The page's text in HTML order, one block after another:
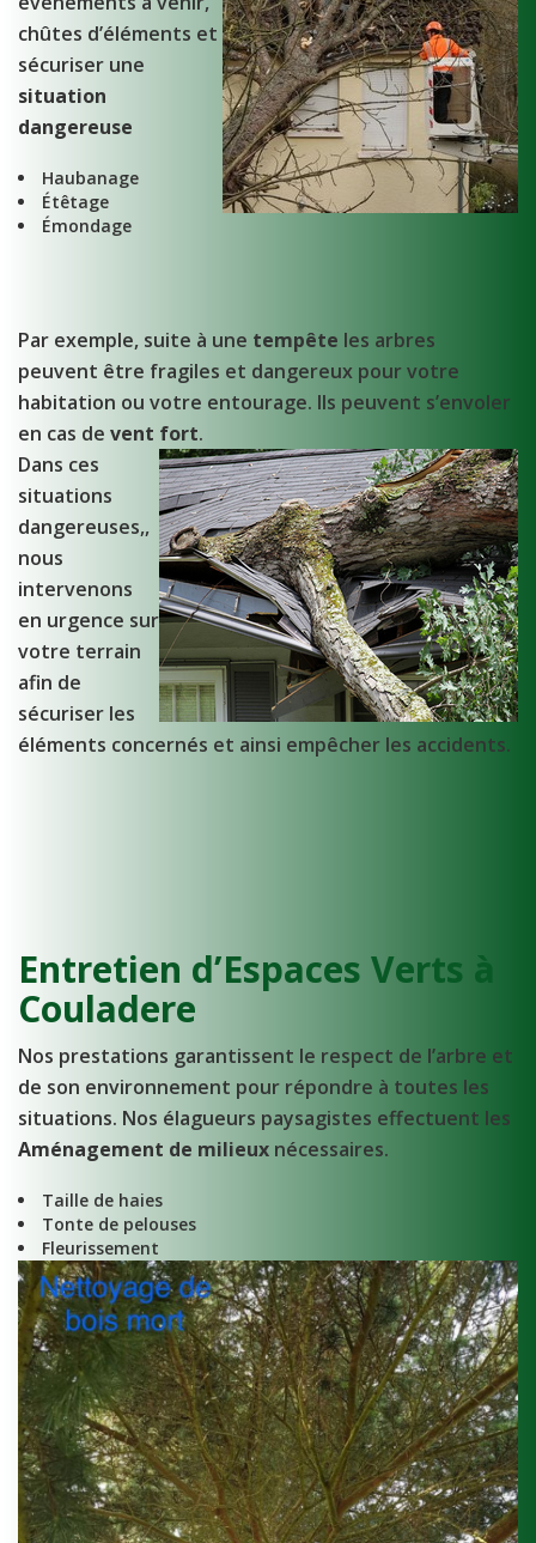
chûtes d’éléments et
sécuriser une
situation
dangereuse
Haubanage
Étêtage
Émondage
Par exemple, suite à une tempête les arbres
peuvent être fragiles et dangereux pour votre
habitation ou votre entourage. Ils peuvent s’envoler
en cas de vent fort.
Dans ces
situations
dangereuses,,
nous
intervenons
en urgence sur
votre terrain
afin de
sécuriser les
éléments concernés et ainsi empêcher les accidents.
Entretien d’Espaces Verts à
Couladere
Nos prestations garantissent le respect de l’arbre et
de son environnement pour répondre à toutes les
situations. Nos élagueurs paysagistes effectuent les
Aménagement de milieux nécessaires.
Taille de haies
Tonte de pelouses
Fleurissement